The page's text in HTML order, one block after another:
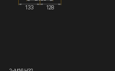
133
128